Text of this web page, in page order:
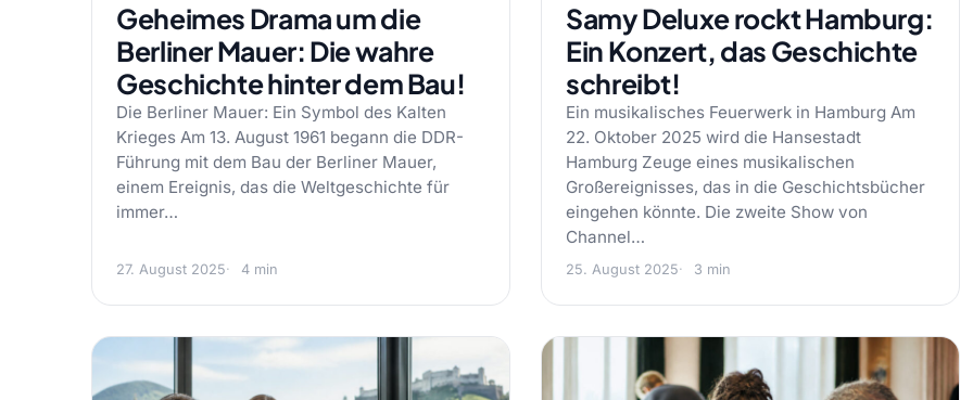
Geheimes Drama um die
Berliner Mauer: Die wahre
Geschichte hinter dem Bau!
Die Berliner Mauer: Ein Symbol des Kalten
Krieges Am 13. August 1961 begann die DDR-
Führung mit dem Bau der Berliner Mauer,
einem Ereignis, das die Weltgeschichte für
immer…
27. August 2025 4 min
Samy Deluxe rockt Hamburg:
Ein Konzert, das Geschichte
schreibt!
Ein musikalisches Feuerwerk in Hamburg Am
22. Oktober 2025 wird die Hansestadt
Hamburg Zeuge eines musikalischen
Großereignisses, das in die Geschichtsbücher
eingehen könnte. Die zweite Show von
Channel…
25. August 2025 3 min